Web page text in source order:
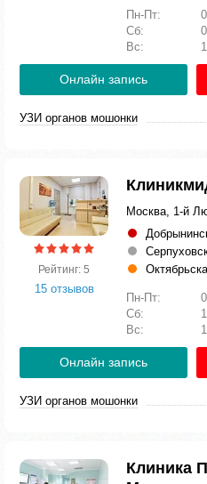
Пн-Пт:
Сб:
Вс:
Онлайн запись
УЗИ органов мошонки
Рейтинг: 5
15 отзывов
Москва, 1-й
Пн-Пт:
Сб:
Вс:
Онлайн запись
УЗИ органов мошонки
Клиника